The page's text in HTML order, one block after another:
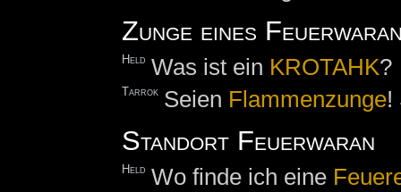
Zunge eines
Held Was ist ein KROTAHK?
Tarrok Seien Flammenzunge!
Standort Feuerwaran
Held Wo finde ich eine